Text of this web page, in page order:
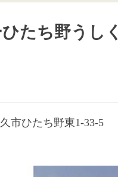
たち野うしく
市ひたち野東1-33-5